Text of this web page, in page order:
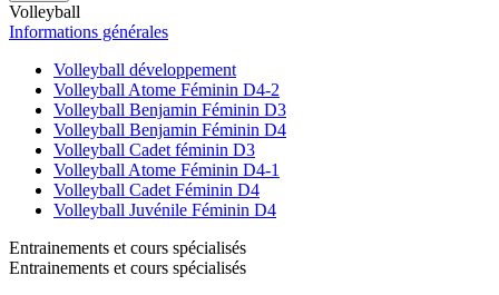
Volleyball
Informations générales
Volleyball développement
Volleyball Atome Féminin D4-2
Volleyball Benjamin Féminin D3
Volleyball Benjamin Féminin D4
Volleyball Cadet féminin D3
Volleyball Atome Féminin D4-1
Volleyball Cadet Féminin D4
Volleyball Juvénile Féminin D4
Entrainements et cours spécialisés
Entrainements et cours spécialisés